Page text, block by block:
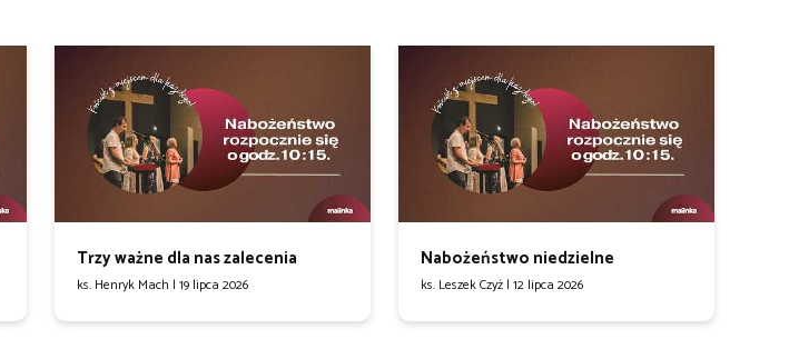
Trzy ważne dla nas zalecenia
ks. Henryk Mach | 19 lipca 2026
Nabożeństwo niedzielne
ks. Leszek Czyż | 12 lipca 2026